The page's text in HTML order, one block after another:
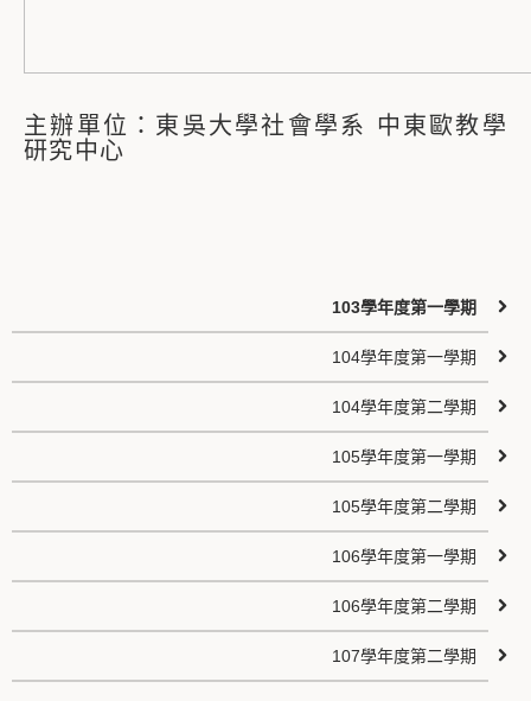
主辦單位：東吳大學社會學系 中東歐教學
研究中心
103學年度第一學期
104學年度第一學期
104學年度第二學期
105學年度第一學期
105學年度第二學期
106學年度第一學期
106學年度第二學期
107學年度第二學期